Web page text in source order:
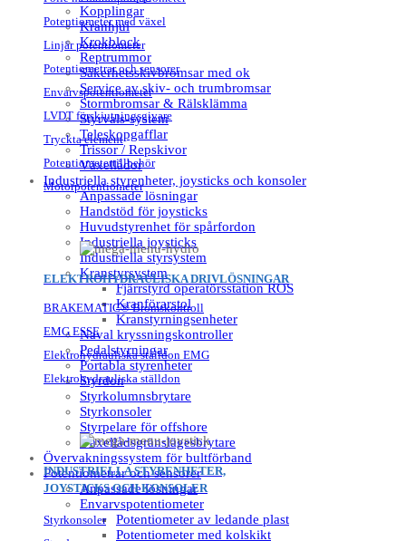
Kopplingar
Kranhjul
Krokblock
Reptrummor
Säkerhetsskivbromsar med ok
Service av skiv- och trumbromsar
Stormbromsar & Rälsklämma
Styrvals-system
Teleskopgafflar
Trissor / Repskivor
Växellådor
Industriella styrenheter, joysticks och konsoler
Anpassade lösningar
Handstöd för joysticks
Huvudstyrenhet för spårfordon
Industriella joysticks
Industriella styrsystem
Kranstyrsystem
Fjärrstyrd operatörsstation ROS
Kranförarstol
Kranstyrningsenheter
Naval kryssningskontroller
Pedalstyrningar
Portabla styrenheter
Styrdon
Styrkolumnsbrytare
Styrkonsoler
Styrpelare för offshore
Växellådsgränslägesbrytare
Övervakningssystem för bultförband
Potentiometrar och sensorer
Anpassade lösningar
Envarvspotentiometer
Potentiometer av ledande plast
Potentiometer med kolskikt
Potentiometer med växel
Linjär potentiometer
Potentiometrar och sensorer
Envarvspotentiometer
LVDT förskjutningsgivare
Tryckta element
Potentiometertillbehör
Motorpotentiometer
ELEKTROHYDRAULISKA DRIVLÖSNINGAR
BRAKEMATIC® Bromskontroll
EMG ESSE
Elektrohydrauliska ställdon EMG
Elektrohydrauliska ställdon
INDUSTRIELLA STYRENHETER,
JOYSTICKS OCH KONSOLER
Styrkonsoler